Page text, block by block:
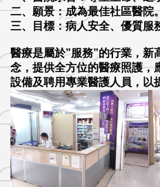
二、願景：成為最佳社區醫院
三、目標：病人安全、優質服
醫療是屬於”服務”的行業，新
念，提供全方位的醫療照護，
設備及聘用專業醫護人員，以